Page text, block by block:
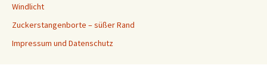
Windlicht
Zuckerstangenborte – süßer Rand
Impressum und Datenschutz